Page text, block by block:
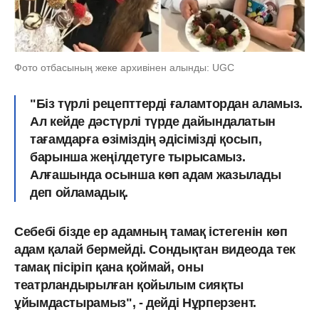
Фото отбасының жеке архивінен алынды: UGC
"Біз түрлі рецепттерді ғаламтордан аламыз.
Ал кейде дәстүрлі түрде дайындалатын
тағамдарға өзіміздің әдісімізді қосып,
барынша жеңілдетуге тырысамыз.
Алғашында осынша көп адам жазылады
деп ойламадық.
Себебі бізде ер адамның тамақ істегенін көп
адам қалай бермейді. Сондықтан видеода тек
тамақ пісіріп қана қоймай, оны
театрландырылған қойылым сияқты
ұйымдастырамыз", - дейді Нұрперзент.